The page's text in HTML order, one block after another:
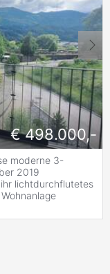
€ 498.000,-
moderne 3-
2019
lichtdurchflutetes